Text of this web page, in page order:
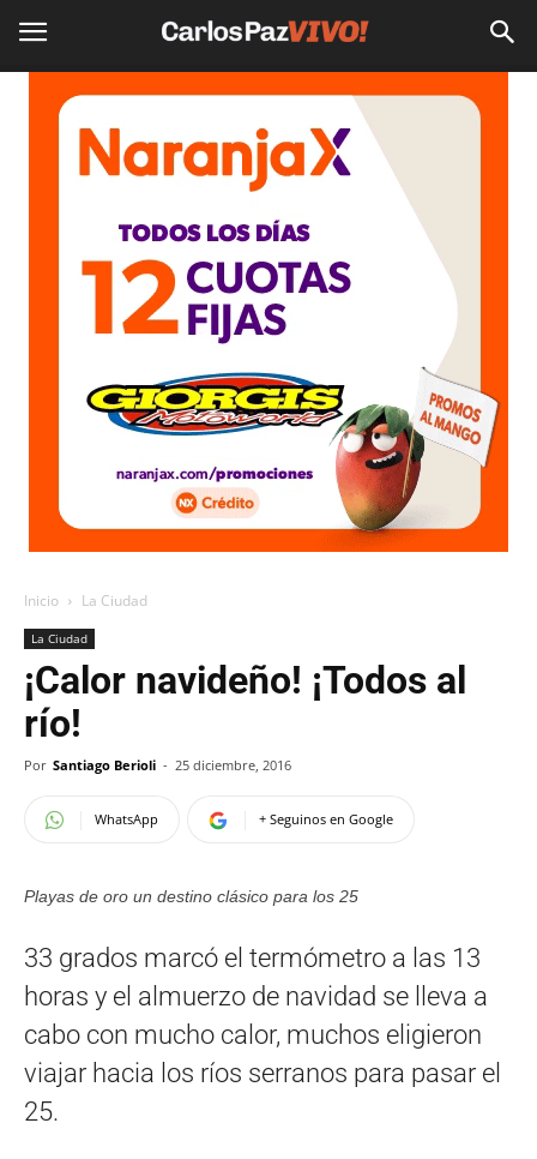
Inicio La Ciudad
La Ciudad
¡Calor navideño! ¡Todos al
río!
Por Santiago Berioli - 25 diciembre, 2016
WhatsApp + Seguinos en Google
Playas de oro un destino clásico para los 25
33 grados marcó el termómetro a las 13
horas y el almuerzo de navidad se lleva a
cabo con mucho calor, muchos eligieron
viajar hacia los ríos serranos para pasar el
25.